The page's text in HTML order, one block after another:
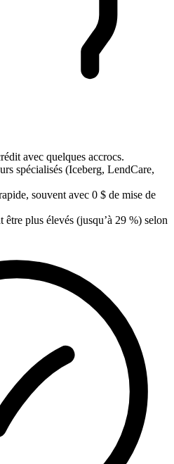
avec quelques accrocs.
spécialisés (Iceberg, LendCare,
souvent avec 0 $ de mise de
être plus élevés (jusqu’à 29 %) selon